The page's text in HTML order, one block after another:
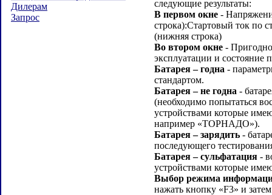
Дилерам
Запрос
следующие результаты:
В первом окне -
строка):Стартовый ток по
(нижняя строка)
Во втором окне -
эксплуатации и состояние
Батарея – годна -
стандартом.
Батарея – не годна -
(необходимо попытаться
устройствами которые
например «ТОРНАДО»).
Батарея – зарядить -
последующего
Батарея – сульфатация -
устройствами которые
Выбор режима
нажать кнопку «F3» и